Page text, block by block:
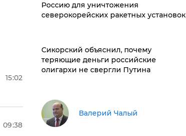
15:02
09:38
Россию для уничтожения
северокорейских ракетных установок
Сикорский объяснил, почему
теряющие деньги российские
олигархи не свергли Путина
Валерий Чалый